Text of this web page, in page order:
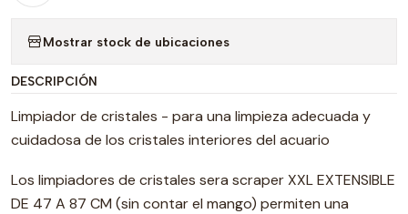
Mostrar stock de ubicaciones
DESCRIPCIÓN
Limpiador de cristales - para una limpieza adecuada y
cuidadosa de los cristales interiores del acuario
Los limpiadores de cristales sera scraper XXL EXTENSIBLE
DE 47 A 87 CM (sin contar el mango) permiten una